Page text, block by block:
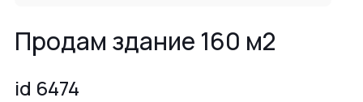
Продам здание 160 м2
id 6474